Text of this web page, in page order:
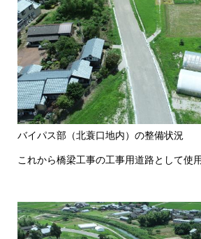
バイパス部（北蓑口地内）の整備状況​
これから橋梁工事の工事用道路として使